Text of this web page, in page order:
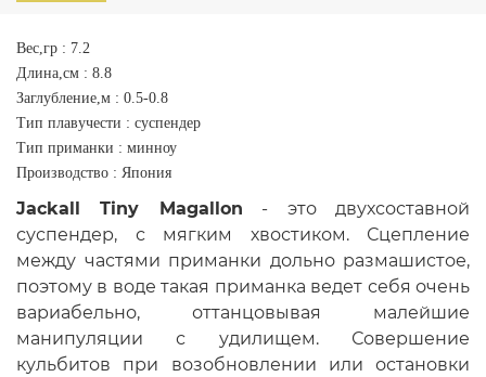
Вес,гр : 7.2
Длина,см : 8.8
Заглубление,м : 0.5-0.8
Тип плавучести : cуспендер
Тип приманки : минноу
Производство : Япония
Jackall Tiny Magallon - это двухсоставной
суспендер, с мягким хвостиком. Сцепление
между частями приманки дольно размашистое,
поэтому в воде такая приманка ведет себя очень
вариабельно, оттанцовывая малейшие
манипуляции с удилищем. Совершение
кульбитов при возобновлении или остановки